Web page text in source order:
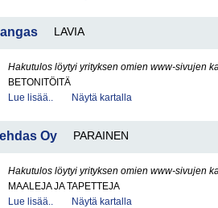
LAVIA
Hakutulos löytyi yrityksen omien www-sivujen
BETONITÖITÄ
Lue lisää..
Näytä kartalla
Oy PARAINEN
Hakutulos löytyi yrityksen omien www-sivujen
MAALEJA JA TAPETTEJA
Lue lisää..
Näytä kartalla